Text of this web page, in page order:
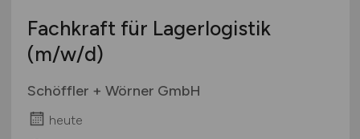
Fachkraft für Lagerlogistik
(m/w/d)
Schöffler + Wörner GmbH
heute